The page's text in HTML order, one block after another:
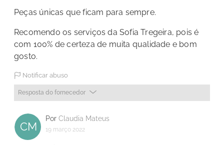
Peças únicas que ficam para sempre.
Recomendo os serviços da Sofia Tregeira, pois é
com 100% de certeza de muita qualidade e bom
gosto.
Notificar abuso
Resposta do fornecedor
CM
Por Claudia Mateus
19 março 2022